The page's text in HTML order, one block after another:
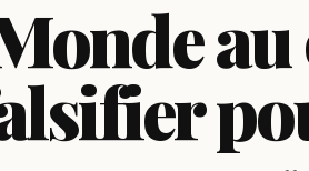
au